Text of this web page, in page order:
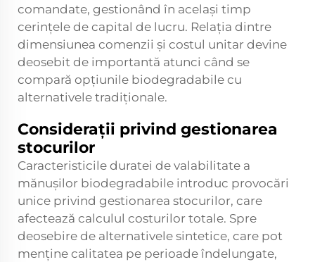
comandate, gestionând în același timp
cerințele de capital de lucru. Relația dintre
dimensiunea comenzii și costul unitar devine
deosebit de importantă atunci când se
compară opțiunile biodegradabile cu
alternativele tradiționale.
Considerații privind gestionarea
stocurilor
Caracteristicile duratei de valabilitate a
mănușilor biodegradabile introduc provocări
unice privind gestionarea stocurilor, care
afectează calculul costurilor totale. Spre
deosebire de alternativele sintetice, care pot
menține calitatea pe perioade îndelungate,